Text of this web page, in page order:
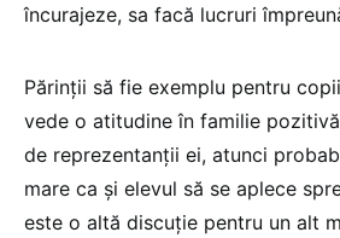
încurajeze, sa facă lucruri
Părinții să fie exemplu pentru
vede o atitudine în familie
de reprezentanții ei, atunci
mare ca și elevul să se aplece
este o altă discuție pentru un alt